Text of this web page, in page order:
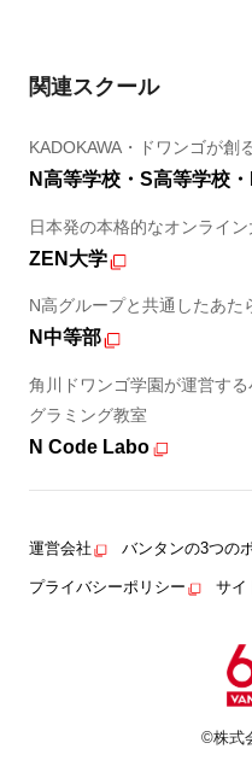
関連スクール
KADOKAWA・ドワンゴが創
N高等学校・S高等学校
日本発の本格的なオンライ
ZEN大学
N高グループと共通したあた
N中等部
角川ドワンゴ学園が運営す
グラミング教室
N Code Labo
運営会社 バンタンの3つの
プライバシーポリシー サイ
©株式